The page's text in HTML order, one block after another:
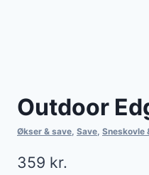
Outdoor
Økser & save, Save, Sneskovle
359 kr.